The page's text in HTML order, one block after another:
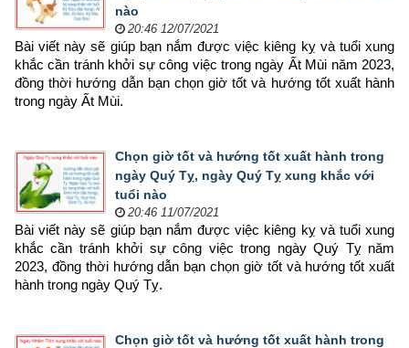
nào
20:46 12/07/2021
Bài viết này sẽ giúp bạn nắm được việc kiêng kỵ và tuổi xung
khắc cần tránh khởi sự công việc trong ngày Ất Mùi năm 2023,
đồng thời hướng dẫn bạn chọn giờ tốt và hướng tốt xuất hành
trong ngày Ất Mùi.
Chọn giờ tốt và hướng tốt xuất hành trong
ngày Quý Tỵ, ngày Quý Tỵ xung khắc với
tuổi nào
20:46 11/07/2021
Bài viết này sẽ giúp bạn nắm được việc kiêng kỵ và tuổi xung
khắc cần tránh khởi sự công việc trong ngày Quý Tỵ năm
2023, đồng thời hướng dẫn bạn chọn giờ tốt và hướng tốt xuất
hành trong ngày Quý Tỵ.
Chọn giờ tốt và hướng tốt xuất hành trong